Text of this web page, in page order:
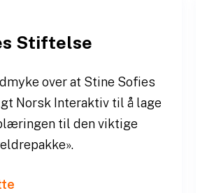
Stiftelse
over at Stine Sofies
Norsk Interaktiv til å lage
til den viktige